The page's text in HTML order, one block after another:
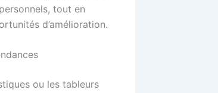
tout en
d’amélioration.
ou les tableurs